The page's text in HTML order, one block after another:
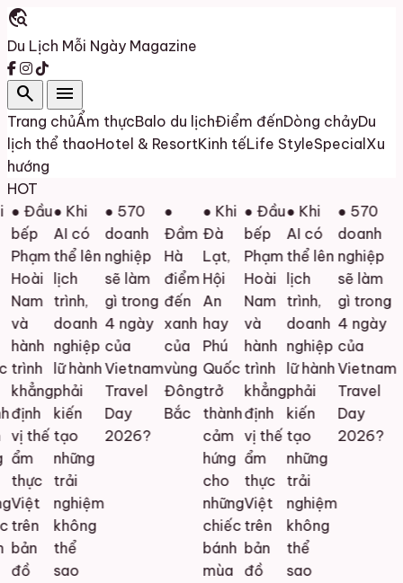
travel_explore
Du Lịch Mỗi Ngày Magazine
search menu
Trang chủẨm thựcBalo du lịchĐiểm đếnDòng chảyDu
lịch thể thaoHotel & ResortKinh tếLife StyleSpecial Xu
hướng
HOT
● Đầu
bếp
Phạm
Hoài
Nam
và
hành
trình
khẳng
định
vị thế
ẩm
thực
Việt
trên
bản
đồ
● Khi
AI có
thể lên
lịch
trình,
doanh
nghiệp
lữ hành
phải
kiến
tạo
những
trải
nghiệm
không
thể
sao
● 570
doanh
nghiệp
sẽ làm
gì trong
4 ngày
của
Vietnam
Travel
Day
2026?
●
Đầm
Hà
điểm
đến
xanh
của
vùng
Đông
Bắc
● Khi
Đà
Lạt,
Hội
An
hay
Phú
Quốc
trở
thành
cảm
hứng
cho
những
chiếc
bánh
mùa
● Đầu
bếp
Phạm
Hoài
Nam
và
hành
trình
khẳng
định
vị thế
ẩm
thực
Việt
trên
bản
đồ
● Khi
AI có
thể lên
lịch
trình,
doanh
nghiệp
lữ hành
phải
kiến
tạo
những
trải
nghiệm
không
thể
sao
● 570
doanh
nghiệp
sẽ làm
gì trong
4 ngày
của
Vietnam
Travel
Day
2026?